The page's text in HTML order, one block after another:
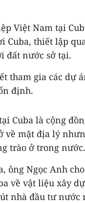
Việt Nam tại
Cuba, thiết lập
đất nước sở tại.
tham gia các dự
định.
Cuba là cộng
về mặt địa lý
trào ở trong nước.
ông Ngọc Anh
về vật liệu xây
nhà đầu tư nước